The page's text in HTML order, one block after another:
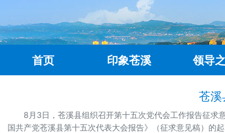
首页 印象苍溪 领导
苍溪
8月3日，苍溪县组织召开第十五次党代会工作报告征求
国共产党苍溪县第十五次代表大会报告》（征求意见稿）的